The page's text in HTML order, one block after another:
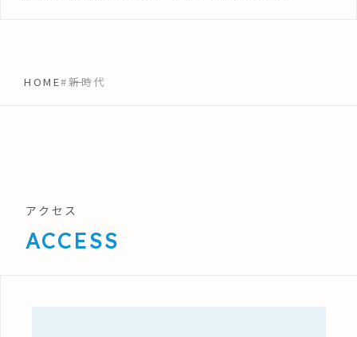
HOME#新時代
アクセス
ACCESS